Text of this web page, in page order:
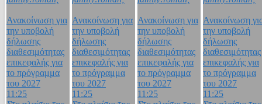
Ανακοίνωση για
την υποβολή
δήλωσης
διαθεσιμότητας
επικεφαλής για
το πρόγραμμα
του 2027
11:25
Ανακοίνωση για
την υποβολή
δήλωσης
διαθεσιμότητας
επικεφαλής για
το πρόγραμμα
του 2027
11:25
Ανακοίνωση για
την υποβολή
δήλωσης
διαθεσιμότητας
επικεφαλής για
το πρόγραμμα
του 2027
11:25
Ανακοίνωση
την υποβολή
δήλωσης
διαθεσιμότητας
επικεφαλής για
το πρόγραμμα
του 2027
11:25